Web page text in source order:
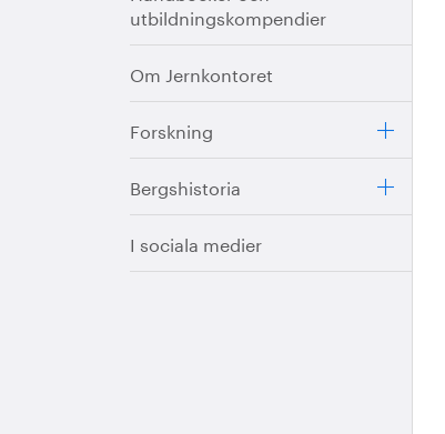
utbildningskompendier
Om Jernkontoret
Forskning
Bergshistoria
I sociala medier